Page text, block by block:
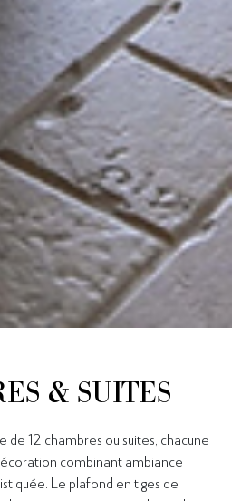
& SUITES
de 12 chambres ou suites, chacune
combinant ambiance
Le plafond en tiges de